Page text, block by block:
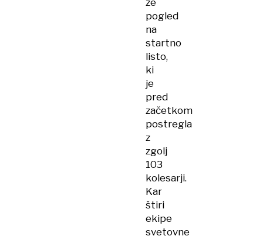
že
pogled
na
startno
listo,
ki
je
pred
začetkom
postregla
z
zgolj
103
kolesarji.
Kar
štiri
ekipe
svetovne